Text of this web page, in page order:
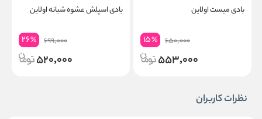
بادی میست اولاین
650,000
15%
553,000
بادی اسپلش عشوه شبانه اولاین
699,000
26%
520,000
نظرات کاربران